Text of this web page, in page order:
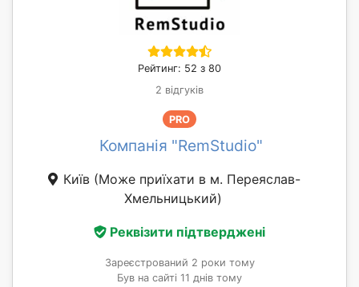
Рейтинг: 52 з 80
2 відгуків
PRO
Компанія "RemStudio"
Київ (Може приїхати в м. Переяслав-
Хмельницький)
Реквізити підтверджені
Зареєстрований 2 роки тому
Був на сайті 11 днів тому